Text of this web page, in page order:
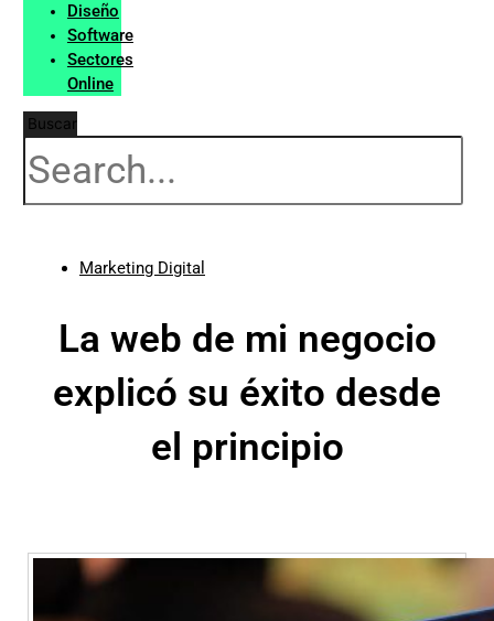
Diseño
Software
Sectores
Online
Buscar
Marketing Digital
La web de mi negocio
explicó su éxito desde
el principio